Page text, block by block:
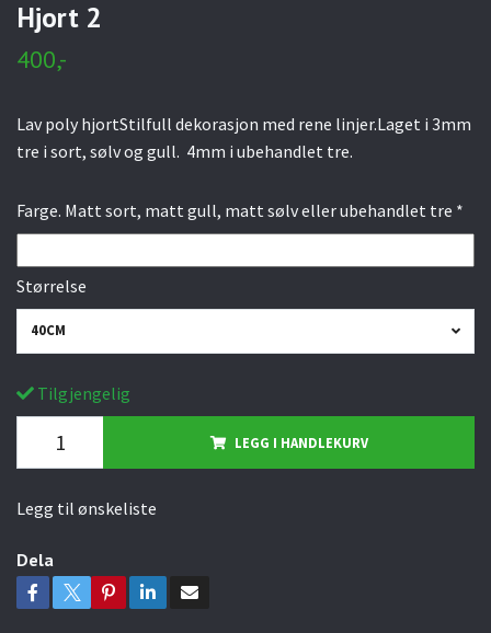
Hjort 2
400,-
Lav poly hjortStilfull dekorasjon med rene linjer.Laget i 3mm
tre i sort, sølv og gull. 4mm i ubehandlet tre.
Farge. Matt sort, matt gull, matt sølv eller ubehandlet tre *
Størrelse
40CM
Tilgjengelig
LEGG I HANDLEKURV
Legg til ønskeliste
Dela